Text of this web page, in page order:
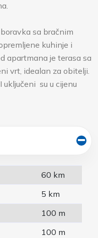
sa bračnim
kuhinje i
apartmana je terasa sa
vrt, idealan za obitelji.
uključeni su u cijenu
60 km
5 km
100 m
100 m